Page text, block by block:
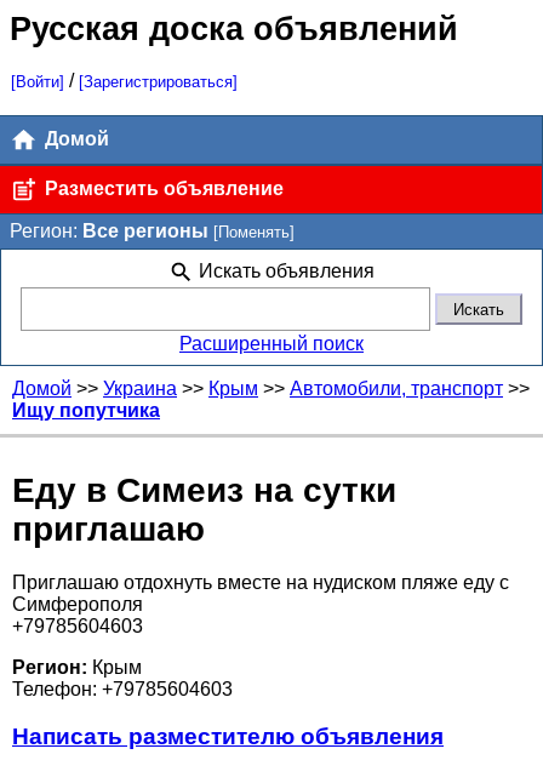
Русская доска объявлений
[Войти] / [Зарегистрироваться]
Домой
Разместить объявление
Регион: Все регионы [Поменять]
Искать объявления
Расширенный поиск
Домой >> Украина >> Крым >> Автомобили, транспорт >>
Ищу попутчика
Еду в Симеиз на сутки
приглашаю
Приглашаю отдохнуть вместе на нудиском пляже еду с
Симферополя
+79785604603
Регион: Крым
Телефон: +79785604603
Написать разместителю объявления